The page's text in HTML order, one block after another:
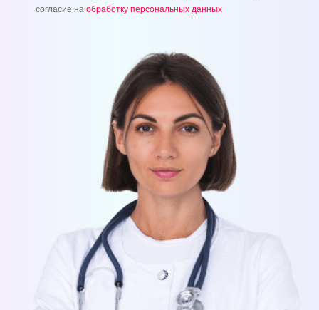
согласие на обработку персональных данных